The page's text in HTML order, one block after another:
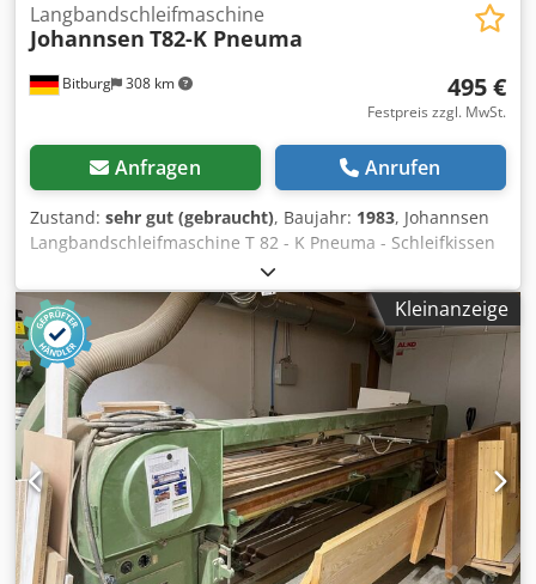
Bitburg 308 km
Langbandschleifmaschine
Johannsen T82-K Pneuma
495 €
Festpreis zzgl. MwSt.
Anfragen Anrufen
Zustand: sehr gut (gebraucht), Baujahr: 1983, Johannsen
Langbandschleifmaschine T 82 - K Pneuma - Schleifkissen
Luft unterstützt - Werkstücklänge max. 2800 mm -
Tischbreite: 950mm - 5,5 kW Hauptmotor - 2,2 kW
Lüftermotor - Schleifbandbreite 160mm - Durchmesser des
Absauganschlusses 180 mm - Rechts-/Linkslauf -
Handradverstellung - Gesamtmaße Länge/Breite/Höhe
4080x1800x1400mm Dcodpoxpmtyefx Aglok - Gewicht ca.
1000kg Standort: ab Standort Saarland - sofort verfügbar -
Kleinanzeige